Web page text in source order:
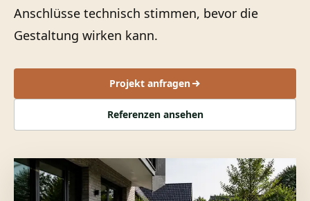
Anschlüsse technisch stimmen, bevor die
Gestaltung wirken kann.
Projekt anfragen
Referenzen ansehen